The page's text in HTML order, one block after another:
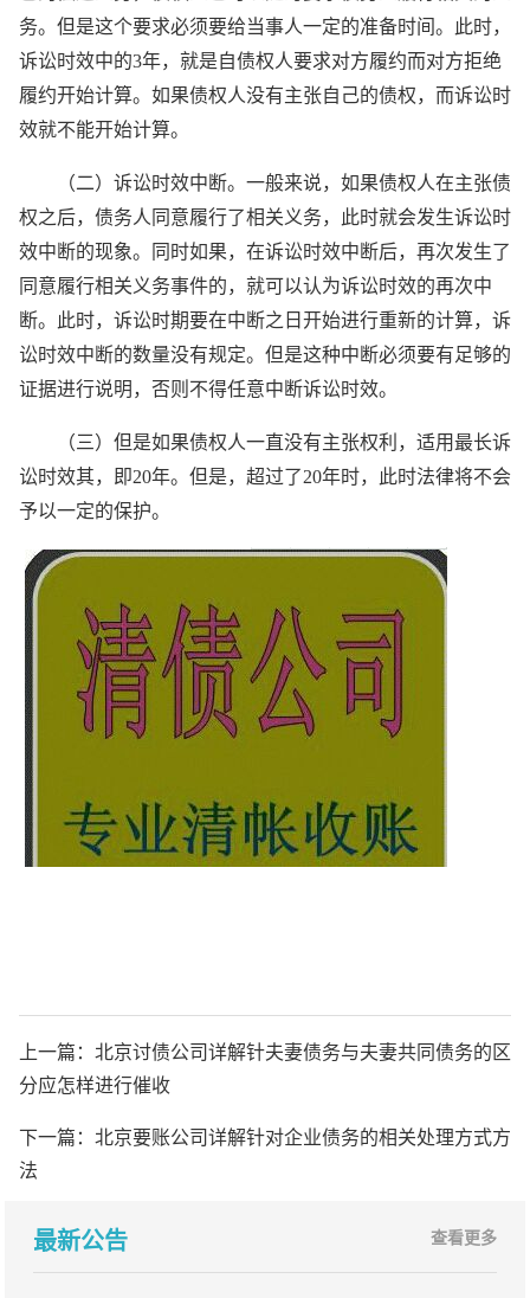
务。但是这个要求必须要给当事人一定的准备时间。此时，
诉讼时效中的3年，就是自债权人要求对方履约而对方拒绝
履约开始计算。如果债权人没有主张自己的债权，而诉讼时
效就不能开始计算。
（二）诉讼时效中断。一般来说，如果债权人在主张债
权之后，债务人同意履行了相关义务，此时就会发生诉讼时
效中断的现象。同时如果，在诉讼时效中断后，再次发生了
同意履行相关义务事件的，就可以认为诉讼时效的再次中
断。此时，诉讼时期要在中断之日开始进行重新的计算，诉
讼时效中断的数量没有规定。但是这种中断必须要有足够的
证据进行说明，否则不得任意中断诉讼时效。
（三）但是如果债权人一直没有主张权利，适用最长诉
讼时效其，即20年。但是，超过了20年时，此时法律将不会
予以一定的保护。
上一篇： 北京讨债公司详解针夫妻债务与夫妻共同债务的区
分应怎样进行催收
下一篇： 北京要账公司详解针对企业债务的相关处理方式方
法
最新公告 查看更多